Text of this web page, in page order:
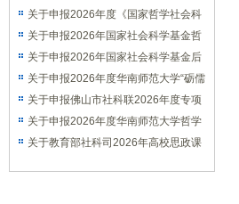
资助（艺术学）项目的通知
关于申报2026年度《国家哲学社会科
学成果文库》的通知
关于申报2026年国家社会科学基金哲
学社会科学学术通俗读物项目的通知
关于申报2026年国家社会科学基金后
期资助暨优秀博士学位论文出版、优秀
学术著作再版项目的通知
关于申报2026年度华南师范大学“砺儒
新社科”交叉学科论坛选题的通知
关于申报佛山市社科联2026年度专项
课题的通知
关于申报2026年度华南师范大学哲学
社会科学优秀学术著作出版资助项目的
关于教育部社科司2026年高校思政课